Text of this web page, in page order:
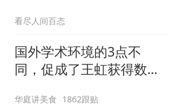
看尽人间百态
国外学术环境的3点不
同，促成了王虹获得数学
华庭讲美食 1862跟贴